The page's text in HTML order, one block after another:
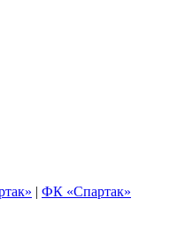
| ФК «Спартак»